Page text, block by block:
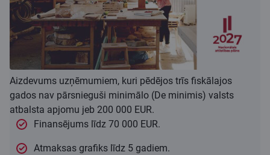
Aizdevums uzņēmumiem, kuri pēdējos trīs fiskālajos
gados nav pārsnieguši minimālo (De minimis) valsts
atbalsta apjomu jeb 200 000 EUR.
Finansējums līdz 70 000 EUR.
Atmaksas grafiks līdz 5 gadiem.